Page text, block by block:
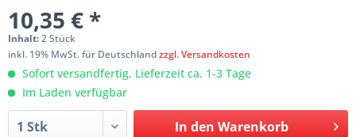
10,35 € *
Inhalt:2 Stück
inkl. 19% MwSt. für Deutschlandzzgl. Versandkosten
Sofort versandfertig, Lieferzeit ca. 1-3 Tage
Im Laden verfügbar
In den Warenkorb